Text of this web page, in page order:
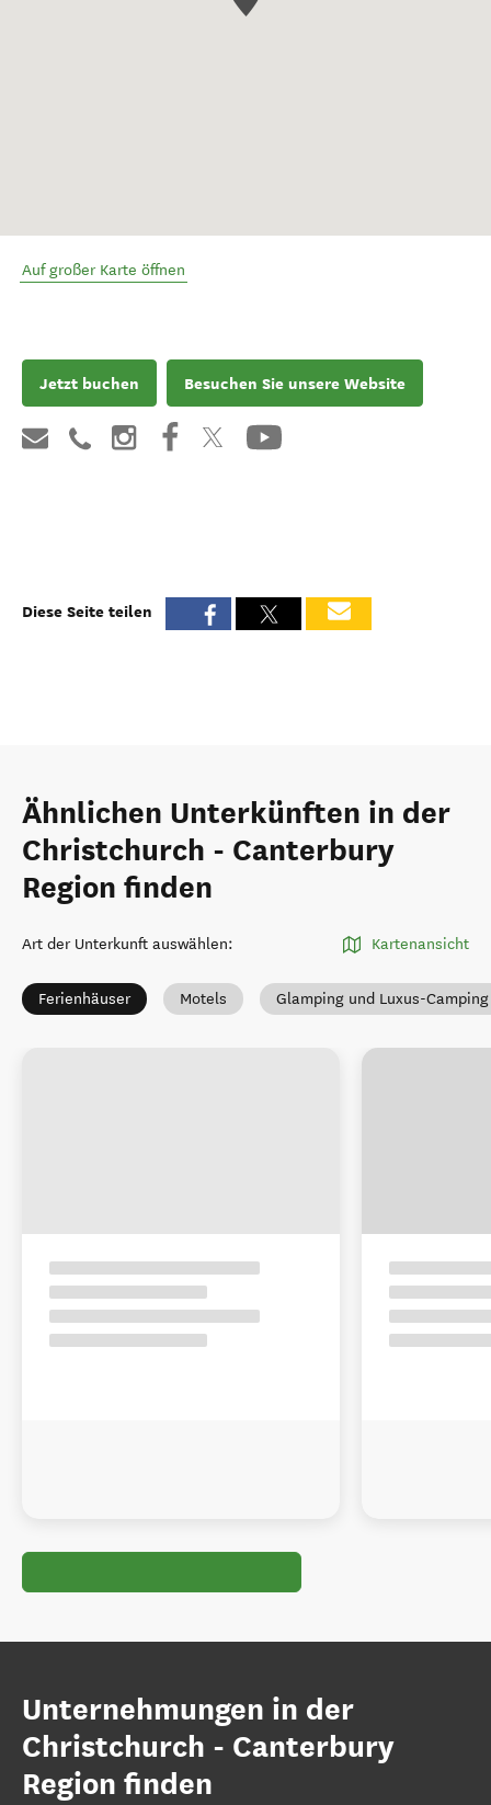
Auf großer Karte öffnen
Jetzt buchen Besuchen Sie unsere Website
Diese Seite teilen
Ähnlichen Unterkünften in der
Christchurch - Canterbury
Region finden
Art der Unterkunft auswählen: Kartenansicht
Ferienhäuser Motels Glamping und Luxus-Camping
Unternehmungen in der
Christchurch - Canterbury
Region finden